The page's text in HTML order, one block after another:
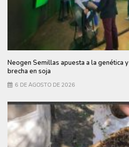
Neogen Semillas apuesta a la genética
brecha en soja
6 DE AGOSTO DE 2026